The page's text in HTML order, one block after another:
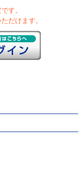
す。
だけます。